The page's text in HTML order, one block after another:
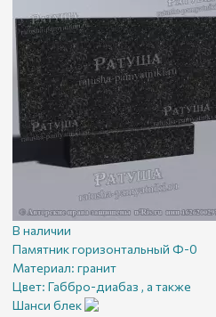
В наличии
Памятник горизонтальный Ф-0
Материал: гранит
Цвет: Габбро-диабаз , а также
Шанси блек